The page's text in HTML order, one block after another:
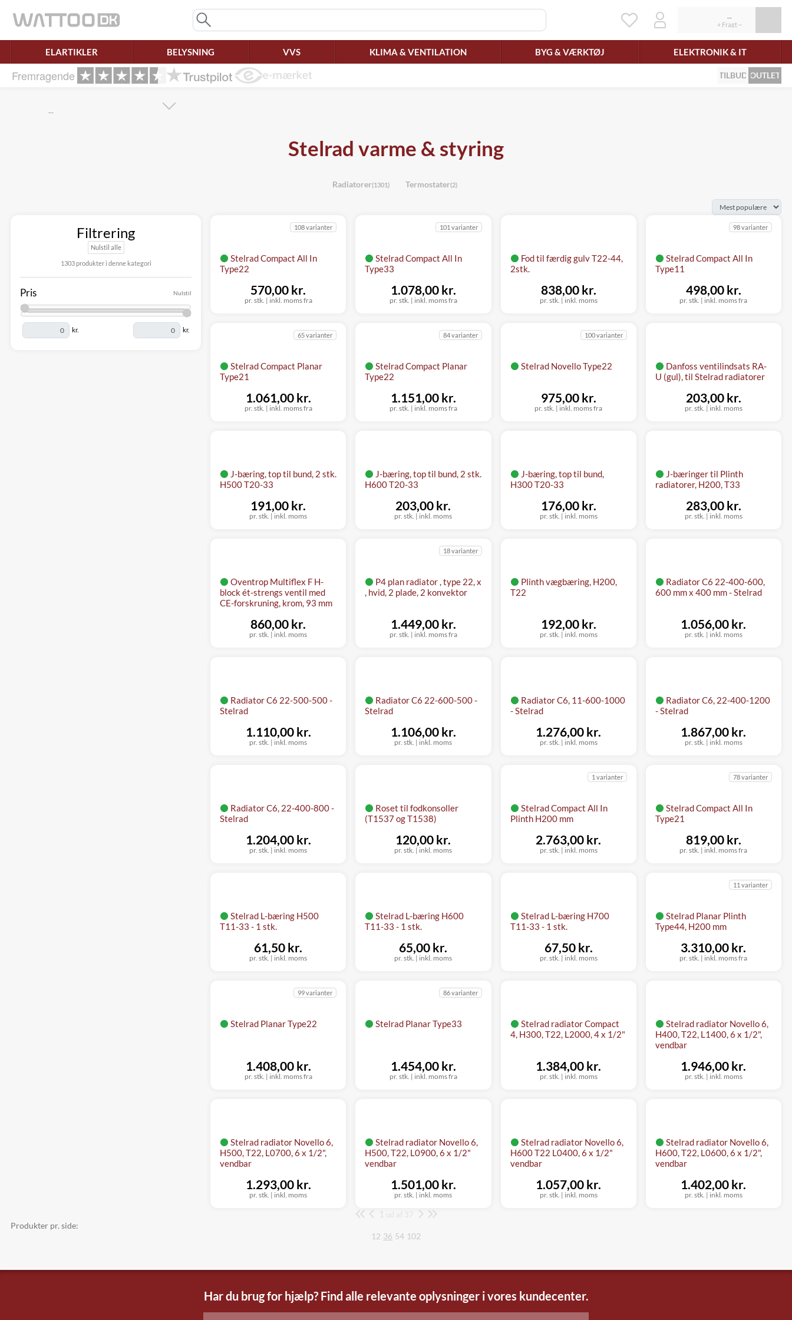
ELARTIKLER BELYSNING VVS KLIMA & VENTILATION BYG & VÆRKTØJ ELEKTRONIK & IT
Fremragende TILBUD OUTLET
…
Stelrad varme & styring
Radiatorer(1301) Termostater(2)
Filtrering
Nulstil alle
1303 produkter i denne kategori
Nulstil
Pris
kr. kr.
Stelrad Compact All In
Type22
108 varianter
pr. stk. | inkl. moms fra
570,00 kr.
Stelrad Compact All In
Type33
101 varianter
pr. stk. | inkl. moms fra
1.078,00 kr.
Fod til færdig gulv T22-44,
2stk.
pr. stk. | inkl. moms
838,00 kr.
Stelrad Compact All In
Type11
98 varianter
pr. stk. | inkl. moms fra
498,00 kr.
Stelrad Compact Planar
Type21
65 varianter
pr. stk. | inkl. moms fra
1.061,00 kr.
Stelrad Compact Planar
Type22
84 varianter
pr. stk. | inkl. moms fra
1.151,00 kr.
Stelrad Novello Type22
100 varianter
pr. stk. | inkl. moms fra
975,00 kr.
Danfoss ventilindsats RA-
U (gul), til Stelrad radiatorer
pr. stk. | inkl. moms
203,00 kr.
J-bæring, top til bund, 2 stk.
H500 T20-33
pr. stk. | inkl. moms
191,00 kr.
J-bæring, top til bund, 2 stk.
H600 T20-33
pr. stk. | inkl. moms
203,00 kr.
J-bæring, top til bund,
H300 T20-33
pr. stk. | inkl. moms
176,00 kr.
J-bæringer til Plinth
radiatorer, H200, T33
pr. stk. | inkl. moms
283,00 kr.
Oventrop Multiflex F H-
block ét-strengs ventil med
CE-forskruning, krom, 93 mm
pr. stk. | inkl. moms
860,00 kr.
P4 plan radiator , type 22, x
, hvid, 2 plade, 2 konvektor
18 varianter
pr. stk. | inkl. moms fra
1.449,00 kr.
Plinth vægbæring, H200,
T22
pr. stk. | inkl. moms
192,00 kr.
Radiator C6 22-400-600,
600 mm x 400 mm - Stelrad
pr. stk. | inkl. moms
1.056,00 kr.
Radiator C6 22-500-500 -
Stelrad
pr. stk. | inkl. moms
1.110,00 kr.
Radiator C6 22-600-500 -
Stelrad
pr. stk. | inkl. moms
1.106,00 kr.
Radiator C6, 11-600-1000
- Stelrad
pr. stk. | inkl. moms
1.276,00 kr.
Radiator C6, 22-400-1200
- Stelrad
pr. stk. | inkl. moms
1.867,00 kr.
Radiator C6, 22-400-800 -
Stelrad
pr. stk. | inkl. moms
1.204,00 kr.
Roset til fodkonsoller
(T1537 og T1538)
pr. stk. | inkl. moms
120,00 kr.
Stelrad Compact All In
Plinth H200 mm
1 varianter
pr. stk. | inkl. moms
2.763,00 kr.
Stelrad Compact All In
Type21
78 varianter
pr. stk. | inkl. moms fra
819,00 kr.
Stelrad L-bæring H500
T11-33 - 1 stk.
pr. stk. | inkl. moms
61,50 kr.
Stelrad L-bæring H600
T11-33 - 1 stk.
pr. stk. | inkl. moms
65,00 kr.
Stelrad L-bæring H700
T11-33 - 1 stk.
pr. stk. | inkl. moms
67,50 kr.
Stelrad Planar Plinth
Type44, H200 mm
11 varianter
pr. stk. | inkl. moms fra
3.310,00 kr.
Stelrad Planar Type22
99 varianter
pr. stk. | inkl. moms fra
1.408,00 kr.
Stelrad Planar Type33
86 varianter
pr. stk. | inkl. moms fra
1.454,00 kr.
Stelrad radiator Compact
4, H300, T22, L2000, 4 x 1/2"
pr. stk. | inkl. moms
1.384,00 kr.
Stelrad radiator Novello 6,
H400, T22, L1400, 6 x 1/2",
vendbar
pr. stk. | inkl. moms
1.946,00 kr.
Stelrad radiator Novello 6,
H500, T22, L0700, 6 x 1/2",
vendbar
pr. stk. | inkl. moms
1.293,00 kr.
Stelrad radiator Novello 6,
H500, T22, L0900, 6 x 1/2"
vendbar
pr. stk. | inkl. moms
1.501,00 kr.
Stelrad radiator Novello 6,
H600 T22 L0400, 6 x 1/2"
vendbar
pr. stk. | inkl. moms
1.057,00 kr.
Stelrad radiator Novello 6,
H600, T22, L0600, 6 x 1/2",
vendbar
pr. stk. | inkl. moms
1.402,00 kr.
Side
ud af 37
Produkter pr. side:
12 36 54 102
Har du brug for hjælp? Find alle relevante oplysninger i vores kundecenter.
Ret samtykke!